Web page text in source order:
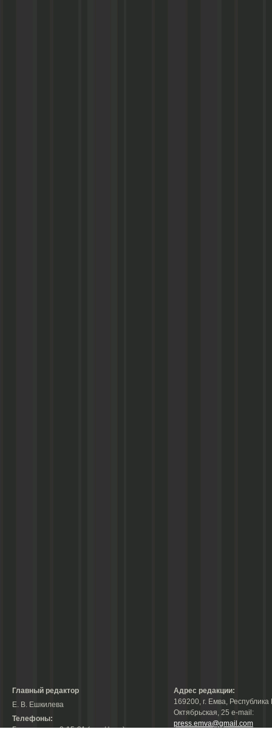
Главный редактор
Е. В. Ешкилева
Телефоны:
Гл. редактор: 2-15-31 (тел./факс);
Адрес редакции:
169200, г. Емва, Республика
Октябрьская, 25 е-mail:
press.emva@gmail.com